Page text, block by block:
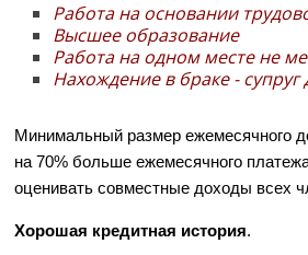
Работа на основании
Высшее образование
Работа на одном месте не
Нахождение в браке -
Минимальный размер ежемесячного
на 70% больше ежемесячного
оценивать совместные доходы всех
Хорошая кредитная история.